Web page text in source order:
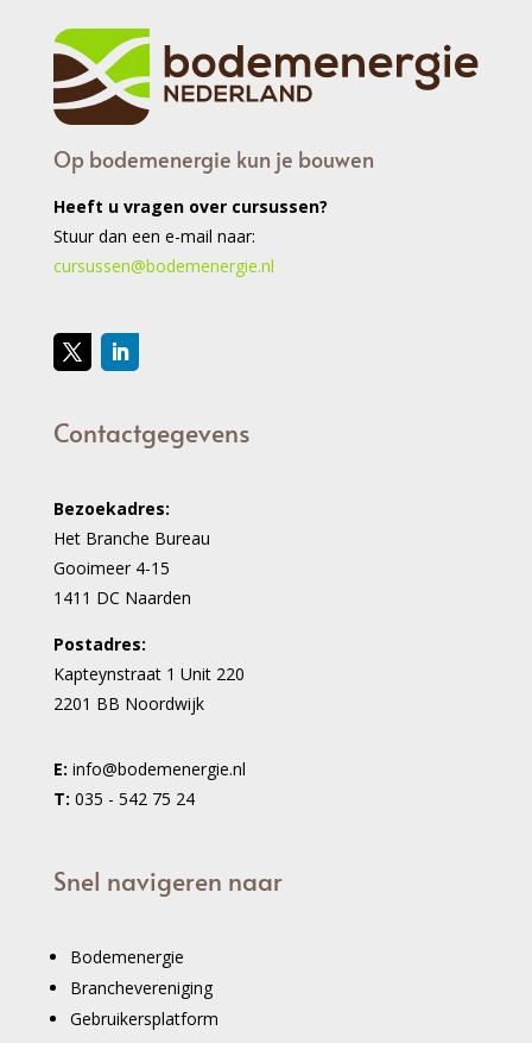
Op bodemenergie kun je bouwen
Heeft u vragen over cursussen?
Stuur dan een e-mail naar:
cursussen@bodemenergie.nl
Contactgegevens
Bezoekadres:
Het Branche Bureau
Gooimeer 4-15
1411 DC Naarden
Postadres:
Kapteynstraat 1 Unit 220
2201 BB Noordwijk
E: info@bodemenergie.nl
T: 035 - 542 75 24
Snel navigeren naar
Bodemenergie
Branchevereniging
Gebruikersplatform